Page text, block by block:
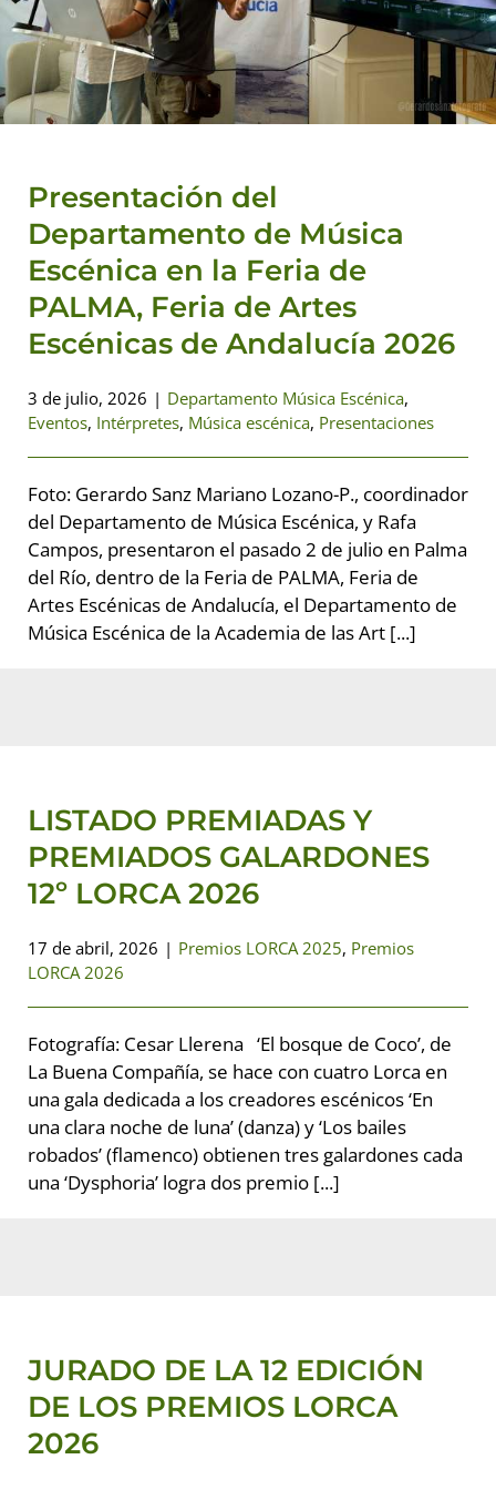
Andalucía 2026
Departamento Música Escénica Eventos
Intérpretes
Música escénica Presentaciones
Presentación del
Departamento de Música
Escénica en la Feria de
PALMA, Feria de Artes
Escénicas de Andalucía 2026
3 de julio, 2026 | Departamento Música Escénica,
Eventos, Intérpretes, Música escénica, Presentaciones
Foto: Gerardo Sanz Mariano Lozano-P., coordinador
del Departamento de Música Escénica, y Rafa
Campos, presentaron el pasado 2 de julio en Palma
del Río, dentro de la Feria de PALMA, Feria de
Artes Escénicas de Andalucía, el Departamento de
Música Escénica de la Academia de las Art [...]
Premios LORCA 2025 Premios LORCA 2026
LISTADO PREMIADAS Y
PREMIADOS GALARDONES
12º LORCA 2026
17 de abril, 2026 | Premios LORCA 2025, Premios
LORCA 2026
Fotografía: Cesar Llerena ‘El bosque de Coco’, de
La Buena Compañía, se hace con cuatro Lorca en
una gala dedicada a los creadores escénicos ‘En
una clara noche de luna’ (danza) y ‘Los bailes
robados’ (flamenco) obtienen tres galardones cada
una ‘Dysphoria’ logra dos premio [...]
JURADO DE LA 12 EDICIÓN
DE LOS PREMIOS LORCA
2026